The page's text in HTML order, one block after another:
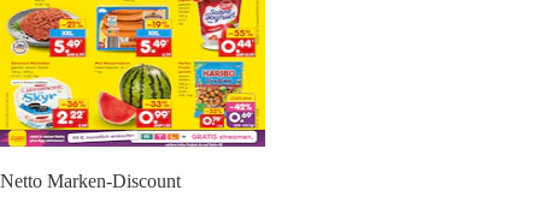
Netto Marken-Discount